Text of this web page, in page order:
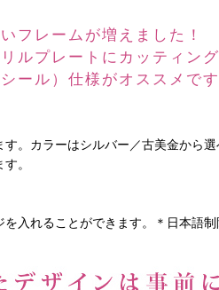
フレームが増えました！
ルプレートにカッティン
ール）仕様がオススメです
。カラーはシルバー／古美金から選
。
入れることができます。＊日本語制